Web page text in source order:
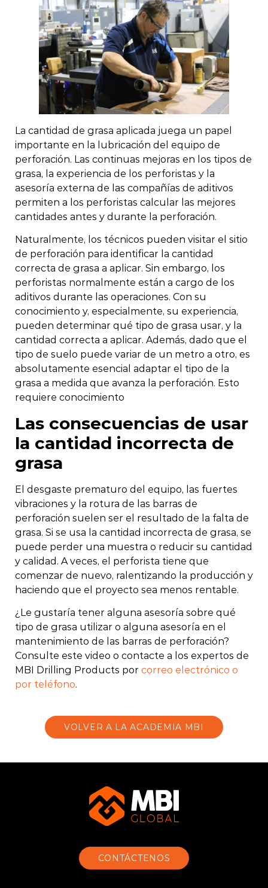
La cantidad de grasa aplicada juega un papel
importante en la lubricación del equipo de
perforación. Las continuas mejoras en los tipos de
grasa, la experiencia de los perforistas y la
asesoría externa de las compañías de aditivos
permiten a los perforistas calcular las mejores
cantidades antes y durante la perforación.
Naturalmente, los técnicos pueden visitar el sitio
de perforación para identificar la cantidad
correcta de grasa a aplicar. Sin embargo, los
perforistas normalmente están a cargo de los
aditivos durante las operaciones. Con su
conocimiento y, especialmente, su experiencia,
pueden determinar qué tipo de grasa usar, y la
cantidad correcta a aplicar. Además, dado que el
tipo de suelo puede variar de un metro a otro, es
absolutamente esencial adaptar el tipo de la
grasa a medida que avanza la perforación. Esto
requiere conocimiento
Las consecuencias de usar
la cantidad incorrecta de
grasa
El desgaste prematuro del equipo, las fuertes
vibraciones y la rotura de las barras de
perforación suelen ser el resultado de la falta de
grasa. Si se usa la cantidad incorrecta de grasa, se
puede perder una muestra o reducir su cantidad
y calidad. A veces, el perforista tiene que
comenzar de nuevo, ralentizando la producción y
haciendo que el proyecto sea menos rentable.
¿Le gustaría tener alguna asesoría sobre qué
tipo de grasa utilizar o alguna asesoría en el
mantenimiento de las barras de perforación?
Consulte este video o contacte a los expertos de
MBI Drilling Products por correo electrónico o
por teléfono.
VOLVER A LA ACADEMIA MBI
CONTÁCTENOS